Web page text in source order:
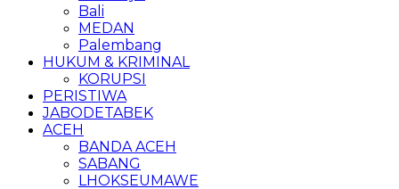
Bali
MEDAN
Palembang
HUKUM & KRIMINAL
KORUPSI
PERISTIWA
JABODETABEK
ACEH
BANDA ACEH
SABANG
LHOKSEUMAWE